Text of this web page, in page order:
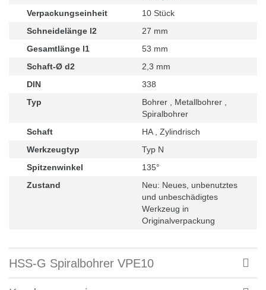
Verpackungseinheit
10 Stück
Schneidelänge l2
27 mm
Gesamtlänge l1
53 mm
Schaft-Ø d2
2,3 mm
DIN
338
Typ
Bohrer , Metallbohrer ,
Spiralbohrer
Schaft
HA , Zylindrisch
Werkzeugtyp
Typ N
Spitzenwinkel
135°
Zustand
Neu: Neues, unbenutztes
und unbeschädigtes
Werkzeug in
Originalverpackung
HSS-G Spiralbohrer VPE10